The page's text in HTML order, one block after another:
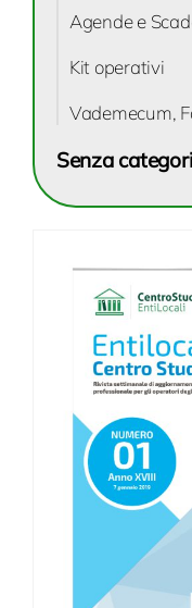
Agende e
Kit operativi
Vademecum,
Senza